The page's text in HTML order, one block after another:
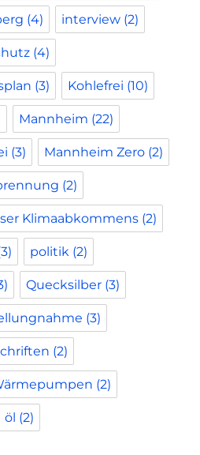
(4) interview (2)
(4)
(3) Kohlefrei (10)
Mannheim (22)
(3) Mannheim Zero (2)
(2)
Klimaabkommens (2)
politik (2)
Quecksilber (3)
(3)
(2)
(2)
öl (2)